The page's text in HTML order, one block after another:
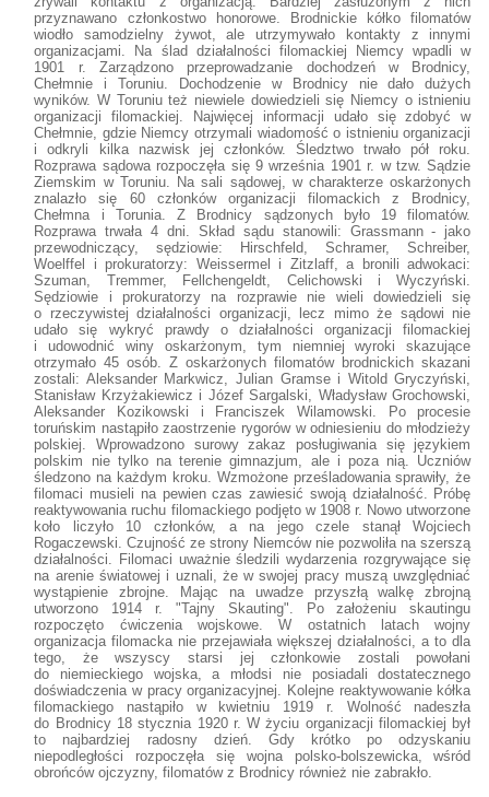
przyznawano członkostwo honorowe. Brodnickie kółko filomatów
wiodło samodzielny żywot, ale utrzymywało kontakty z innymi
organizacjami. Na ślad działalności filomackiej Niemcy wpadli w
1901 r. Zarządzono przeprowadzanie dochodzeń w Brodnicy,
Chełmnie i Toruniu. Dochodzenie w Brodnicy nie dało dużych
wyników. W Toruniu też niewiele dowiedzieli się Niemcy o istnieniu
organizacji filomackiej. Najwięcej informacji udało się zdobyć w
Chełmnie, gdzie Niemcy otrzymali wiadomość o istnieniu organizacji
i odkryli kilka nazwisk jej członków. Śledztwo trwało pół roku.
Rozprawa sądowa rozpoczęła się 9 września 1901 r. w tzw. Sądzie
Ziemskim w Toruniu. Na sali sądowej, w charakterze oskarżonych
znalazło się 60 członków organizacji filomackich z Brodnicy,
Chełmna i Torunia. Z Brodnicy sądzonych było 19 filomatów.
Rozprawa trwała 4 dni. Skład sądu stanowili: Grassmann - jako
przewodniczący, sędziowie: Hirschfeld, Schramer, Schreiber,
Woelffel i prokuratorzy: Weissermel i Zitzlaff, a bronili adwokaci:
Szuman, Tremmer, Fellchengeldt, Celichowski i Wyczyński.
Sędziowie i prokuratorzy na rozprawie nie wieli dowiedzieli się
o rzeczywistej działalności organizacji, lecz mimo że sądowi nie
udało się wykryć prawdy o działalności organizacji filomackiej
i udowodnić winy oskarżonym, tym niemniej wyroki skazujące
otrzymało 45 osób. Z oskarżonych filomatów brodnickich skazani
zostali: Aleksander Markwicz, Julian Gramse i Witold Gryczyński,
Stanisław Krzyżakiewicz i Józef Sargalski, Władysław Grochowski,
Aleksander Kozikowski i Franciszek Wilamowski. Po procesie
toruńskim nastąpiło zaostrzenie rygorów w odniesieniu do młodzieży
polskiej. Wprowadzono surowy zakaz posługiwania się językiem
polskim nie tylko na terenie gimnazjum, ale i poza nią. Uczniów
śledzono na każdym kroku. Wzmożone prześladowania sprawiły, że
filomaci musieli na pewien czas zawiesić swoją działalność. Próbę
reaktywowania ruchu filomackiego podjęto w 1908 r. Nowo utworzone
koło liczyło 10 członków, a na jego czele stanął Wojciech
Rogaczewski. Czujność ze strony Niemców nie pozwoliła na szerszą
działalności. Filomaci uważnie śledzili wydarzenia rozgrywające się
na arenie światowej i uznali, że w swojej pracy muszą uwzględniać
wystąpienie zbrojne. Mając na uwadze przyszłą walkę zbrojną
utworzono 1914 r. "Tajny Skauting". Po założeniu skautingu
rozpoczęto ćwiczenia wojskowe. W ostatnich latach wojny
organizacja filomacka nie przejawiała większej działalności, a to dla
tego, że wszyscy starsi jej członkowie zostali powołani
do niemieckiego wojska, a młodsi nie posiadali dostatecznego
doświadczenia w pracy organizacyjnej. Kolejne reaktywowanie kółka
filomackiego nastąpiło w kwietniu 1919 r. Wolność nadeszła
do Brodnicy 18 stycznia 1920 r. W życiu organizacji filomackiej był
to najbardziej radosny dzień. Gdy krótko po odzyskaniu
niepodległości rozpoczęła się wojna polsko-bolszewicka, wśród
obrońców ojczyzny, filomatów z Brodnicy również nie zabrakło.